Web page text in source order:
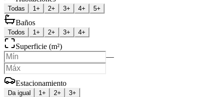
Todas 1+ 2+ 3+ 4+ 5+
Baños
Todos 1+ 2+ 3+ 4+
Superficie (m²)
—
Estacionamiento
Da igual 1+ 2+ 3+